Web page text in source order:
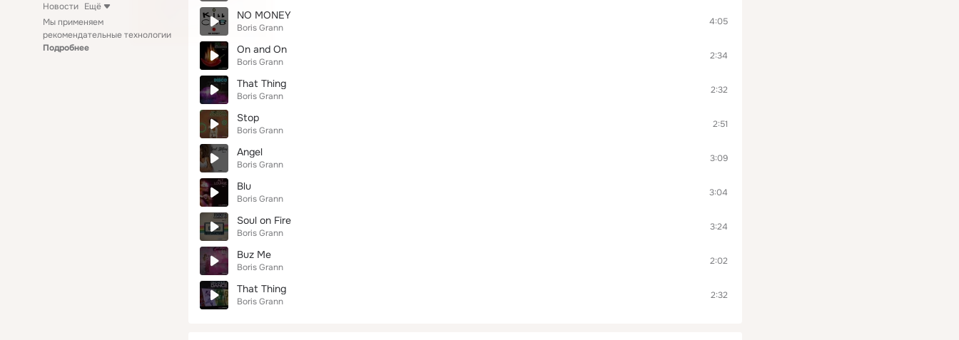
Новости Ещё
Мы применяем
рекомендательные технологии
Подробнее
NO MONEY
Boris Grann
4:05
On and On
Boris Grann
2:34
That Thing
Boris Grann
2:32
Stop
Boris Grann
2:51
Angel
Boris Grann
3:09
Blu
Boris Grann
3:04
Soul on Fire
Boris Grann
3:24
Buz Me
Boris Grann
2:02
That Thing
Boris Grann
2:32